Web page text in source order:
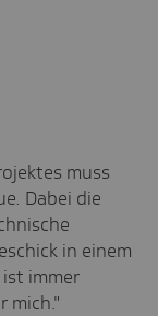
muss
Dabei die
in einem
immer
mich."